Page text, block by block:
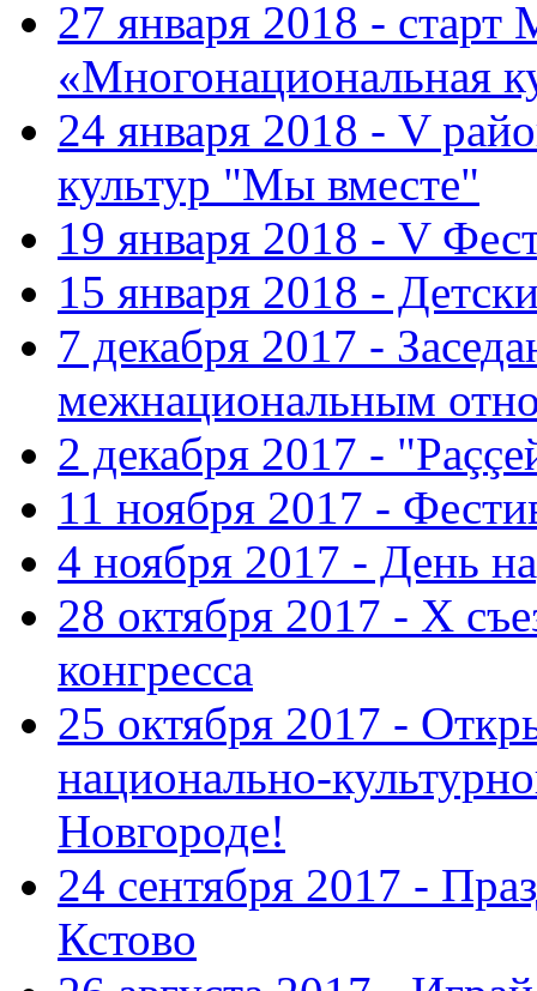
27 января 2018 - старт
«Многонациональная
24 января 2018 - V
культур "Мы вместе"
19 января 2018 - V
15 января 2018 -
7 декабря 2017 -
межнациональным
2 декабря 2017 -
11 ноября 2017 -
4 ноября 2017 - День
28 октября 2017 - Х
конгресса
25 октября 2017 -
национально-
Новгороде!
24 сентября 2017 -
Кстово